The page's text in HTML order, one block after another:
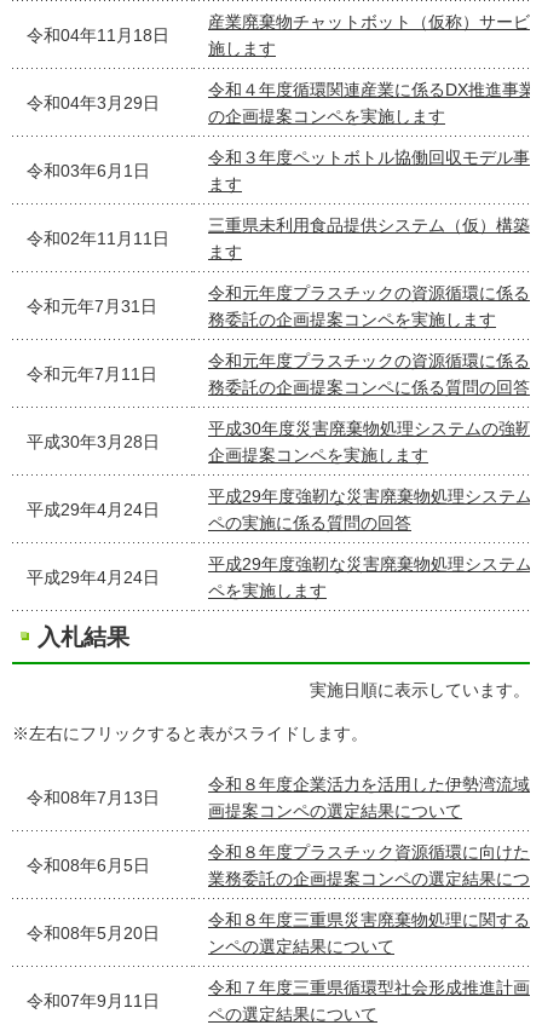
令和04年11月18日
産業廃棄物チャットボット（仮称）サービ
施します
令和04年3月29日
令和４年度循環関連産業に係るDX推進事
の企画提案コンペを実施します
令和03年6月1日
令和３年度ペットボトル協働回収モデル事
ます
令和02年11月11日
三重県未利用食品提供システム（仮）構築
ます
令和元年7月31日
令和元年度プラスチックの資源循環に係る
務委託の企画提案コンペを実施します
令和元年7月11日
令和元年度プラスチックの資源循環に係る
務委託の企画提案コンペに係る質問の回答
平成30年3月28日
平成30年度災害廃棄物処理システムの強靭
企画提案コンペを実施します
平成29年4月24日
平成29年度強靭な災害廃棄物処理システム
ペの実施に係る質問の回答
平成29年4月24日
平成29年度強靭な災害廃棄物処理システム
ペを実施します
入札結果
実施日順に表示しています。
※左右にフリックすると表がスライドします。
令和08年7月13日
令和８年度企業活力を活用した伊勢湾流域
画提案コンペの選定結果について
令和08年6月5日
令和８年度プラスチック資源循環に向けた
業務委託の企画提案コンペの選定結果につ
令和08年5月20日
令和８年度三重県災害廃棄物処理に関する
ンペの選定結果について
令和07年9月11日
令和７年度三重県循環型社会形成推進計画
ペの選定結果について